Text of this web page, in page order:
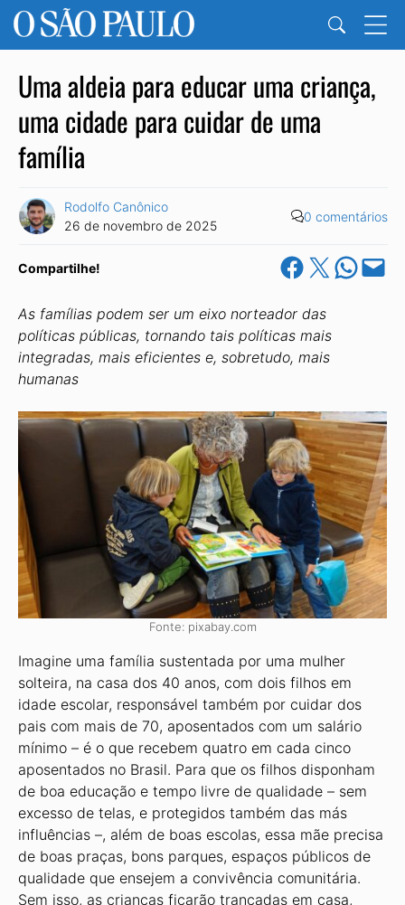
Uma aldeia para educar uma criança,
uma cidade para cuidar de uma
família
Rodolfo Canônico
26 de novembro de 2025
0 comentários
Compartilhe! Share on Facebook
Share on X Share on
Email this
As famílias podem ser um eixo norteador das
políticas públicas, tornando tais políticas mais
integradas, mais eficientes e, sobretudo, mais
humanas
Fonte: pixabay.com
Imagine uma família sustentada por uma mulher
solteira, na casa dos 40 anos, com dois filhos em
idade escolar, responsável também por cuidar dos
pais com mais de 70, aposentados com um salário
mínimo – é o que recebem quatro em cada cinco
aposentados no Brasil. Para que os filhos disponham
de boa educação e tempo livre de qualidade – sem
excesso de telas, e protegidos também das más
influências –, além de boas escolas, essa mãe precisa
de boas praças, bons parques, espaços públicos de
qualidade que ensejem a convivência comunitária.
Sem isso, as crianças ficarão trancadas em casa,